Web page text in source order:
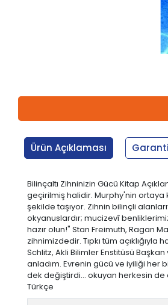
Ürün Açıklaması
Bilinçaltı Zihninizin Gücü Kitap
geçirilmiş halidir. Murphy'nin ortaya
şekilde taşıyor. Zihnin bilinçli
okyanuslardır; mucizevî
hazır olun!" Stan Freimuth, Ragan
zihnimizdedir. Tıpkı tüm
Schlitz, Akli Bilimler Enstitüsü
anladım. Evrenin gücü ve iyiliği her
dek değiştirdi… okuyan herkesin de
Türkçe